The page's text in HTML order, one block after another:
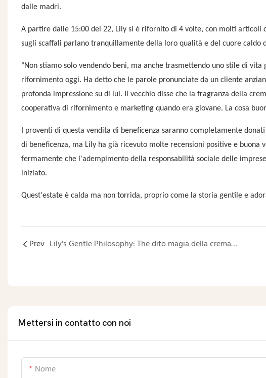
dalle madri.
A partire dalle 15:00 del 22, Lily si è rifornito di 4 volte, con molti articoli
sugli scaffali parlano tranquillamente della loro qualità e del cuore caldo
"Non stiamo solo vendendo beni, ma anche trasmettendo uno stile di
rifornimento oggi. Ha detto che le parole pronunciate da un cliente
profonda impressione su di lui. Il vecchio disse che la fragranza della
cooperativa di rifornimento e marketing quando era giovane. La cosa
I proventi di questa vendita di beneficenza saranno completamente
di beneficenza, ma Lily ha già ricevuto molte recensioni positive e buona
fermamente che l'adempimento della responsabilità sociale delle
iniziato.
Quest'estate è calda ma non torrida, proprio come la storia gentile e
Prev Lily's Gentle Philosophy: The dito magia della crema per le mani
Mettersi in contatto con noi
Nome